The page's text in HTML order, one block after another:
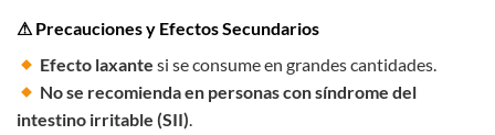
⚠ Precauciones y Efectos Secundarios
Efecto laxante si se consume en grandes cantidades.
No se recomienda en personas con síndrome del
intestino irritable (SII).